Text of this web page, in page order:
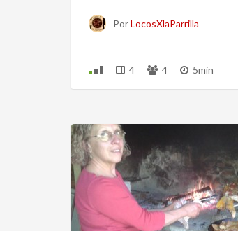
PorLocosXlaParrilla
4 4 5min